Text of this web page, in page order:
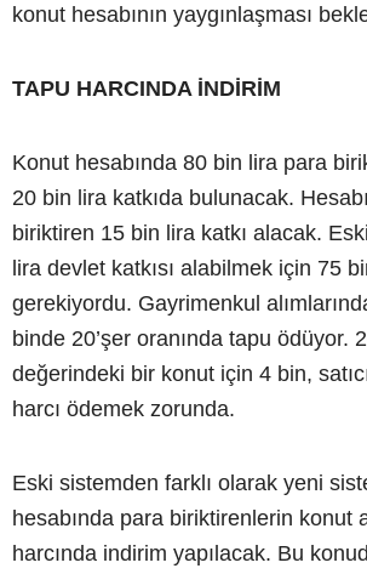
konut hesabının yaygınlaşması
TAPU HARCINDA İNDİRİM
Konut hesabında 80 bin lira para
20 bin lira katkıda bulunacak.
biriktiren 15 bin lira katkı alacak.
lira devlet katkısı alabilmek için 75
gerekiyordu. Gayrimenkul alımlarında
binde 20’şer oranında tapu ödüyor.
değerindeki bir konut için 4 bin,
harcı ödemek zorunda.
Eski sistemden farklı olarak yeni
hesabında para biriktirenlerin konut
harcında indirim yapılacak. Bu